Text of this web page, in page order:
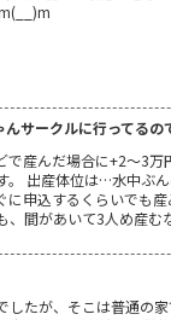
んサークルに行ってる
産んだ場合に+2～3
。 出産体位は…水中ぶ
申込するくらいでも
、間があいて3人め産
したが、そこは普通の